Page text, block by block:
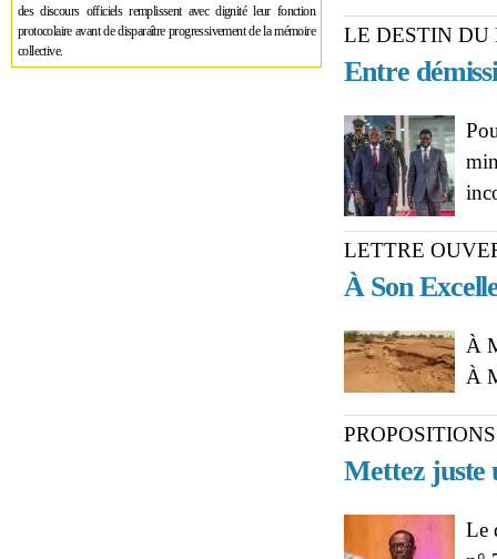
des discours officiels remplissent avec dignité leur fonction
protocolaire avant de disparaître progressivement de la mémoire
collective.
LE DESTIN DU
Entre
LETTRE
À Son
À
À
Mettez juste
Le